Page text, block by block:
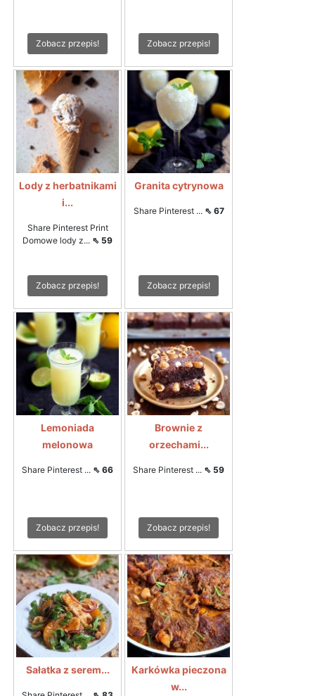
Zobacz przepis! Zobacz przepis!
Lody z herbatnikami
i...
Share Pinterest Print
Domowe lody z... ⇖ 59
Zobacz przepis!
Granita cytrynowa
Share Pinterest ... ⇖ 67
Zobacz przepis!
Lemoniada
melonowa
Share Pinterest ... ⇖ 66
Zobacz przepis!
Brownie z
orzechami...
Share Pinterest ... ⇖ 59
Zobacz przepis!
Sałatka z serem...
Karkówka pieczona
w...